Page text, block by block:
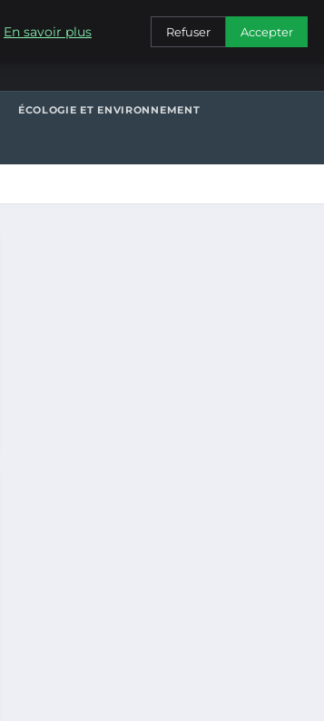
CONTACT
ÉCOLOGIE ET ENVIRONNEMENT
En savoir plus Refuser Accepter